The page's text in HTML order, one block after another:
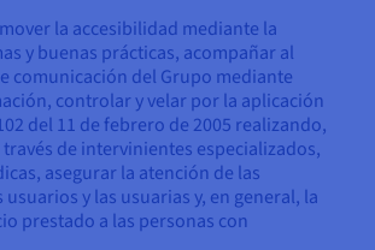
la accesibilidad mediante la
y buenas prácticas, acompañar al
comunicación del Grupo mediante
controlar y velar por la aplicación
del 11 de febrero de 2005 realizando,
de intervinientes especializados,
asegurar la atención de las
y las usuarias y, en general, la
prestado a las personas con